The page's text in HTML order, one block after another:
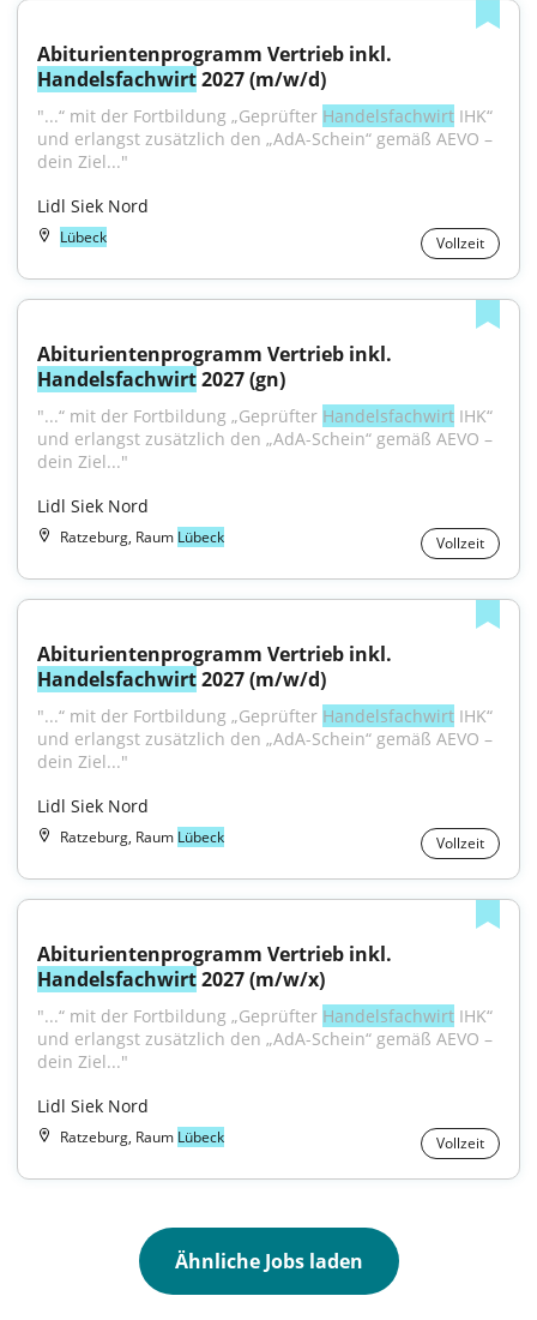
Handelsfachwirt 2027 (m/w/d)
"...“ mit der Fortbildung „Geprüfter Handelsfachwirt IHK“
und erlangst zusätzlich den „AdA-Schein“ gemäß AEVO –
dein Ziel..."
Lidl Siek Nord
Lübeck Vollzeit
Handelsfachwirt 2027 (gn)
"...“ mit der Fortbildung „Geprüfter Handelsfachwirt IHK“
und erlangst zusätzlich den „AdA-Schein“ gemäß AEVO –
dein Ziel..."
Lidl Siek Nord
Ratzeburg, Raum Lübeck Vollzeit
Handelsfachwirt 2027 (m/w/d)
"...“ mit der Fortbildung „Geprüfter Handelsfachwirt IHK“
und erlangst zusätzlich den „AdA-Schein“ gemäß AEVO –
dein Ziel..."
Lidl Siek Nord
Ratzeburg, Raum Lübeck Vollzeit
Handelsfachwirt 2027 (m/w/x)
"...“ mit der Fortbildung „Geprüfter Handelsfachwirt IHK“
und erlangst zusätzlich den „AdA-Schein“ gemäß AEVO –
dein Ziel..."
Lidl Siek Nord
Ratzeburg, Raum Lübeck Vollzeit
Ähnliche Jobs laden